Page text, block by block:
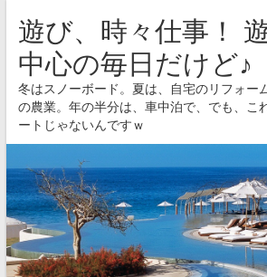
遊び、時々仕事！
中心の毎日だけど♪
冬はスノーボード。夏は、自宅のリフォー
の農業。年の半分は、車中泊で、でも、こ
ートじゃないんですｗ